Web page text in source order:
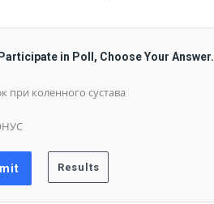
in Poll, Choose Your Answer.
при коленного сустава